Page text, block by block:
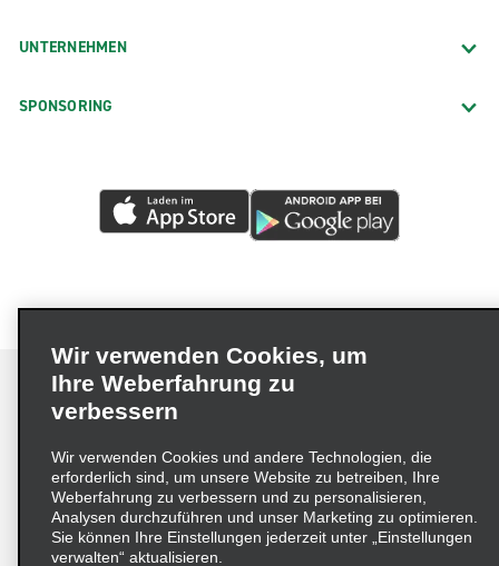
UNTERNEHMEN
SPONSORING
Impressum Nutzungsbedingungen
Datenschutzrichtlinie
Cookie-Richtlinie
Datenschutzoptionen
Lieferkettensorgfaltspflichtengesetz (LkSG) Grundsatzerklärung
Beschwerdeverfahren nach dem
Wir verwenden Cookies, um
Ihre Weberfahrung zu
verbessern
Wir verwenden Cookies und andere Technologien, die
erforderlich sind, um unsere Website zu betreiben, Ihre
Weberfahrung zu verbessern und zu personalisieren,
Analysen durchzuführen und unser Marketing zu optimieren.
Sie können Ihre Einstellungen jederzeit unter „Einstellungen
verwalten“ aktualisieren.